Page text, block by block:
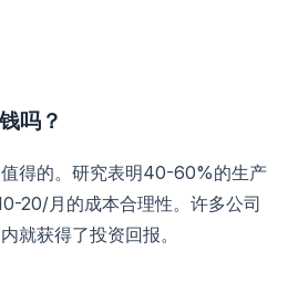
吗？
得的。研究表明40-60%的生产
20/月的成本合理性。许多公司
就获得了投资回报。